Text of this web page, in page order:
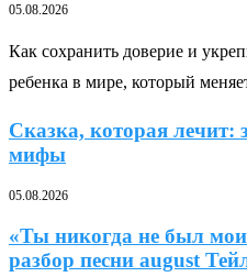
05.08.2026
Как сохранить доверие и
ребенка в мире, который
Сказка, которая
мифы
05.08.2026
«Ты никогда не был
разбор песни august